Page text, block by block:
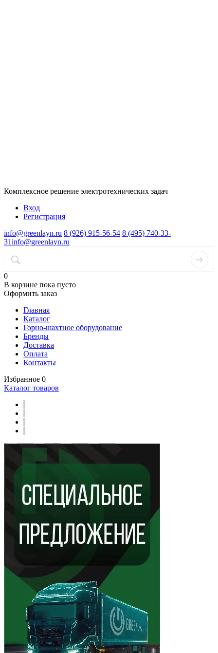
Комплексное решение электротехнических задач
Вход
Регистрация
info@greenlayn.ru 8 (926) 915-56-54 8 (495) 740-33-
31info@greenlayn.ru
0
В корзине пока пусто
Оформить заказ
Главная
Каталог
Горно-шахтное оборудование
Бренды
Доставка
Оплата
Контакты
Избранное 0
Каталог товаров